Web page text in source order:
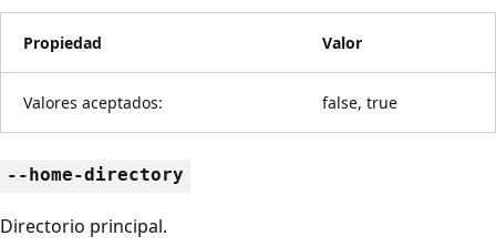
Propiedad Valor
Valores aceptados: false, true
--home-directory
Directorio principal.